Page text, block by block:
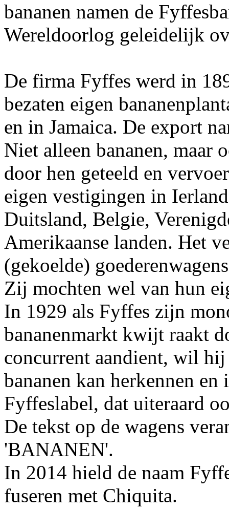
bananen namen de
Wereldoorlog geleidelijk
De firma Fyffes werd in
bezaten eigen
en in Jamaica. De export
Niet alleen bananen, maar
door hen geteeld en
eigen vestigingen in
Duitsland, Belgie,
Amerikaanse landen. Het
(gekoelde)
Zij mochten wel van hun
In 1929 als Fyffes zijn
bananenmarkt kwijt raakt
concurrent aandient, wil
bananen kan herkennen
Fyffeslabel, dat uiteraard
De tekst op de wagens
'BANANEN'.
In 2014 hield de naam
fuseren met Chiquita.